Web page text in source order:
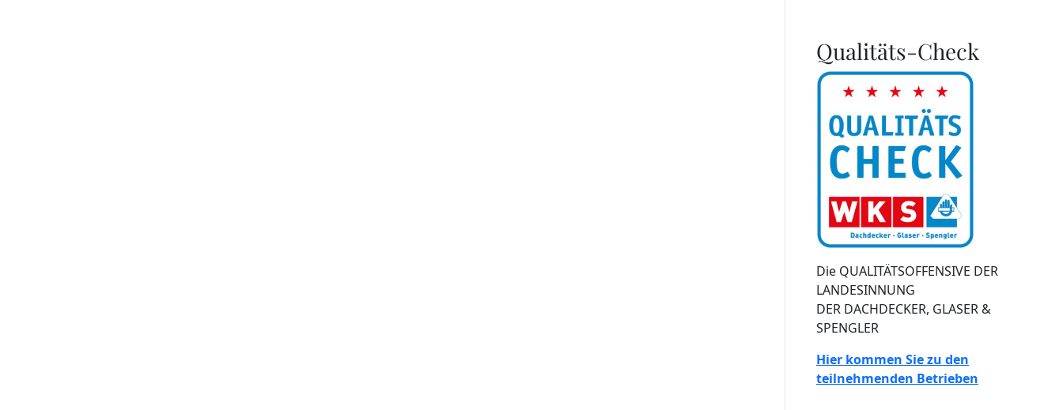
Qualitäts-Check
Die QUALITÄTSOFFENSIVE DER
LANDESINNUNG
DER DACHDECKER, GLASER &
SPENGLER
Hier kommen Sie zu den
teilnehmenden Betrieben